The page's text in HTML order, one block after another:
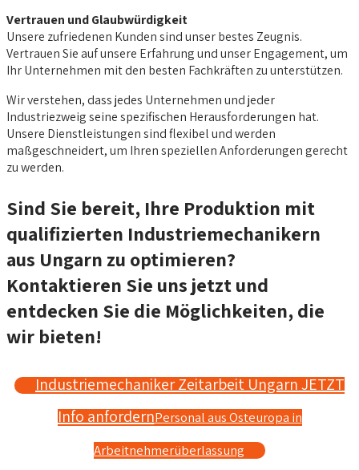
Vertrauen und Glaubwürdigkeit
Unsere zufriedenen Kunden sind unser bestes Zeugnis.
Vertrauen Sie auf unsere Erfahrung und unser Engagement, um
Ihr Unternehmen mit den besten Fachkräften zu unterstützen.
Wir verstehen, dass jedes Unternehmen und jeder
Industriezweig seine spezifischen Herausforderungen hat.
Unsere Dienstleistungen sind flexibel und werden
maßgeschneidert, um Ihren speziellen Anforderungen gerecht
zu werden.
Sind Sie bereit, Ihre Produktion mit
qualifizierten Industriemechanikern
aus Ungarn zu optimieren?
Kontaktieren Sie uns jetzt und
entdecken Sie die Möglichkeiten, die
wir bieten!
Industriemechaniker Zeitarbeit Ungarn JETZT
Info anfordernPersonal aus Osteuropa in
Arbeitnehmerüberlassung